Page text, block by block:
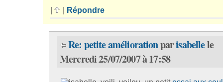
| Répondre
Re: petite améliorationparisabellele
Mercredi 25/07/2007 à 17:58